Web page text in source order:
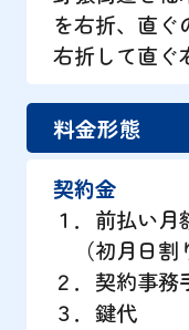
を右折、直ぐ
右折して直ぐ
料金形態
契約金
１．前払い月
（初月日割
２．契約事務
３．鍵代